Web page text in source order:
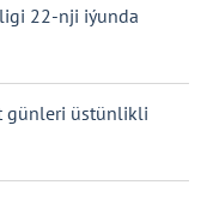
22-nji iýunda
günleri üstünlikli